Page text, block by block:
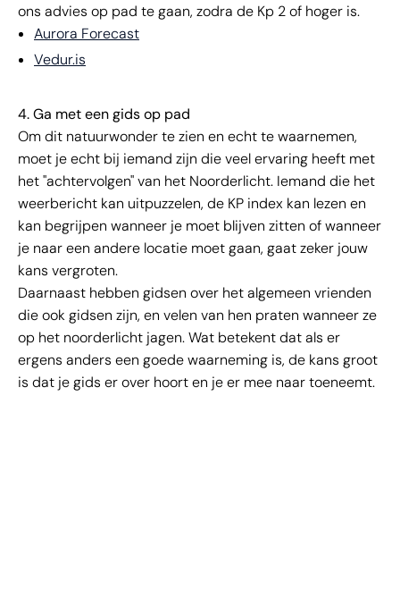
ons advies op pad te gaan, zodra de Kp 2 of hoger is.
Aurora Forecast
Vedur.is
4. Ga met een gids op pad
Om dit natuurwonder te zien en echt te waarnemen,
moet je echt bij iemand zijn die veel ervaring heeft met
het "achtervolgen" van het Noorderlicht. Iemand die het
weerbericht kan uitpuzzelen, de KP index kan lezen en
kan begrijpen wanneer je moet blijven zitten of wanneer
je naar een andere locatie moet gaan, gaat zeker jouw
kans vergroten.
Daarnaast hebben gidsen over het algemeen vrienden
die ook gidsen zijn, en velen van hen praten wanneer ze
op het noorderlicht jagen. Wat betekent dat als er
ergens anders een goede waarneming is, de kans groot
is dat je gids er over hoort en je er mee naar toeneemt.